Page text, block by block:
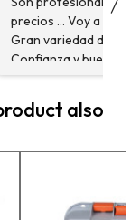
precios ... Voy a repetir
Gran variedad de
Confianza y buen servicio.
also